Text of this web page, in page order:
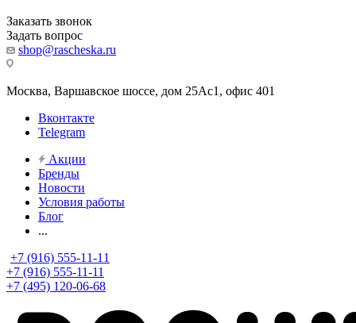
Заказать звонок
Задать вопрос
shop@rascheska.ru
Москва, Варшавское шоссе, дом 25Аc1, офис 401
Вконтакте
Telegram
Акции
Бренды
Новости
Условия работы
Блог
...
+7 (916) 555-11-11
+7 (916) 555-11-11
+7 (495) 120-06-68